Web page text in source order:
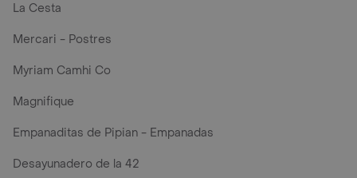
La Cesta
Mercari - Postres
Myriam Camhi Co
Magnifique
Empanaditas de Pipian - Empanadas
Desayunadero de la 42